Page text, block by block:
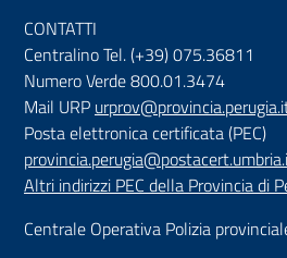
CONTATTI
Centralino Tel. (+39) 075.36811
Numero Verde 800.01.3474
Mail URP
Posta elettronica certificata (PEC)
Altri indirizzi PEC della Provincia di
Centrale Operativa Polizia